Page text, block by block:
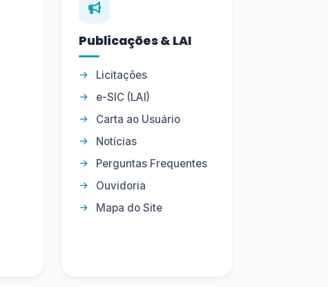
Publicações & LAI
Licitações
e-SIC (LAI)
Carta ao Usuário
Notícias
Perguntas Frequentes
Ouvidoria
Mapa do Site